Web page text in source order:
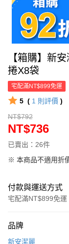
【箱購】新
捲X8袋
宅配滿NT$899免運
5 ( 1 則評價 )
NT$792
NT$736
已賣出：26件
※ 本商品不適用折
付款與運送方式
宅配滿NT$899免運
信用卡一次付款
品牌
新安潔麗